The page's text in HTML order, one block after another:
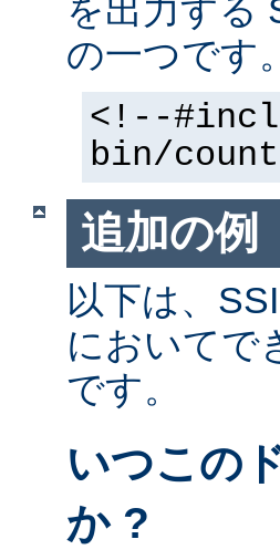
を出力する
の一つです。
<!--
bin/
追加の例
以下は、
においてで
です。
いつこの
か ?